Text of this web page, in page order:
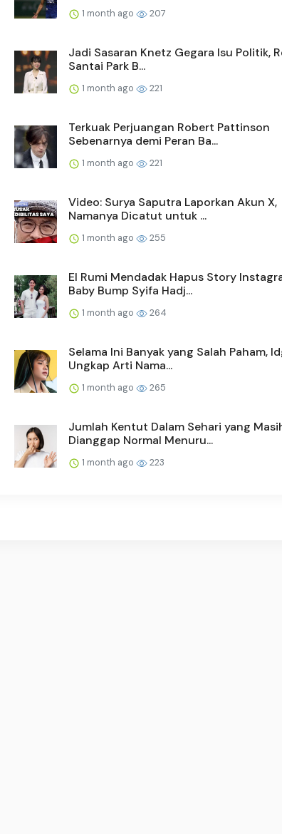
1 month ago 207
Jadi Sasaran Knetz Gegara Isu Politik,
Santai Park B...
1 month ago 221
Terkuak Perjuangan Robert Pattinson
Sebenarnya demi Peran Ba...
1 month ago 221
Video: Surya Saputra Laporkan Akun X,
Namanya Dicatut untuk ...
1 month ago 255
El Rumi Mendadak Hapus Story
Baby Bump Syifa Hadj...
1 month ago 264
Selama Ini Banyak yang Salah Paham,
Ungkap Arti Nama...
1 month ago 265
Jumlah Kentut Dalam Sehari yang
Dianggap Normal Menuru...
1 month ago 223